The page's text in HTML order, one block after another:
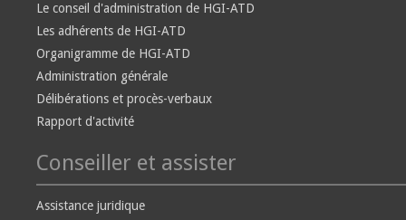
Le conseil d'administration de HGI-ATD
Les adhérents de HGI-ATD
Organigramme de HGI-ATD
Administration générale
Délibérations et procès-verbaux
Rapport d'activité
Conseiller et assister
Assistance juridique